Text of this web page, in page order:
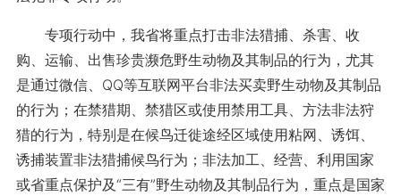
专项行动中，我省将重点打击非法猎捕、杀害、收
购、运输、出售珍贵濒危野生动物及其制品的行为，尤其
是通过微信、QQ等互联网平台非法买卖野生动物及其制品
的行为；在禁猎期、禁猎区或使用禁用工具、方法非法狩
猎的行为，特别是在候鸟迁徙途经区域使用粘网、诱饵、
诱捕装置非法猎捕候鸟行为；非法加工、经营、利用国家
或省重点保护及“三有”野生动物及其制品行为，重点是国家